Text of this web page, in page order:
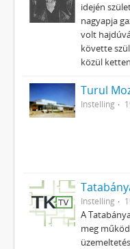
idején
nagyapja
volt
követte
közül ketten
Turul
Instelling
Instelling
A
meg